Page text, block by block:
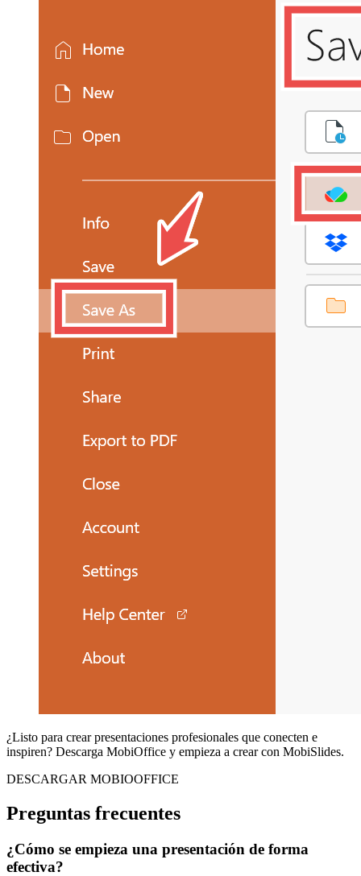
¿Listo para crear presentaciones profesionales que conecten e
inspiren? Descarga MobiOffice y empieza a crear con MobiSlides.
DESCARGAR MOBIOOFFICE
Preguntas frecuentes
¿Cómo se empieza una presentación de forma
efectiva?